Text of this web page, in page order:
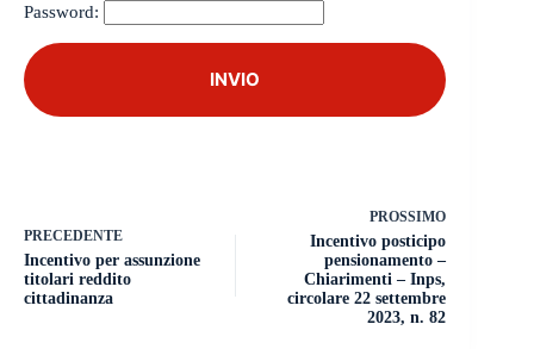
Password:
PRECEDENTE
Incentivo per assunzione
titolari reddito
cittadinanza
PROSSIMO
Incentivo posticipo
pensionamento –
Chiarimenti – Inps,
circolare 22 settembre
2023, n. 82